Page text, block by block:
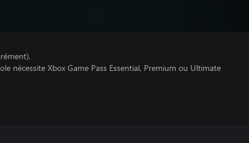
nécessite Xbox Game Pass Essential, Premium ou Ultimate